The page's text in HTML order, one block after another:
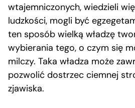
wtajemniczonych, wiedzieli
ludzkości, mogli być
ten sposób wielką władzę
wybierania tego, o czym się
milczy. Taka władza może
pozwolić dostrzec ciemnej
zjawiska.